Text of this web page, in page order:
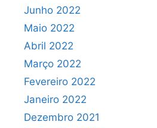
Junho 2022
Maio 2022
Abril 2022
Março 2022
Fevereiro 2022
Janeiro 2022
Dezembro 2021